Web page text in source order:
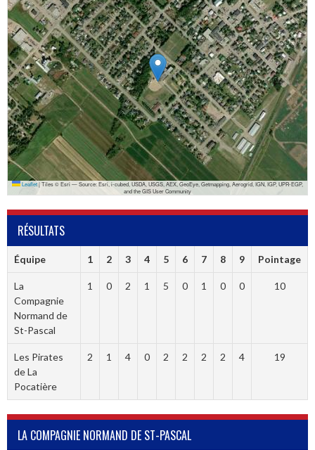
Leaflet|Tiles © Esri — Source: Esri, i-cubed, USDA, USGS, AEX, GeoEye, Getmapping, Aerogrid, IGN, IGP, UPR-EGP,
and the GIS User Community
RÉSULTATS
Équipe 1 2 3 4 5 6 7 8 9 Pointage
La
Compagnie
Normand de
St-Pascal
1 0 2 1 5 0 1 0 0 10
Les Pirates
de La
Pocatière
2 1 4 0 2 2 2 2 4 19
LA COMPAGNIE NORMAND DE ST-PASCAL